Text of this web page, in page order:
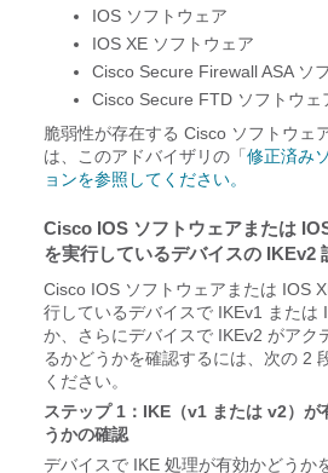
IOS ソフトウェア
IOS XE ソフトウェア
Cisco Secure Firewall ASA ソ
Cisco Secure FTD ソフトウェ
脆弱性が存在する Cisco ソフトウェ
は、このアドバイザリの「 修正済み
ョンを参照してください。
Cisco IOS ソフトウェアまたは
を実行しているデバイスの IKEv2
Cisco IOS ソフトウェアまたは IOS
行しているデバイスで IKEv1 または
か、さらにデバイスで IKEv2 がアク
るかどうかを確認するには、次の 2
ください。
ステップ 1：IKE（v1 または v2）が
うかの確認
デバイスで IKE 処理が有効かどうか